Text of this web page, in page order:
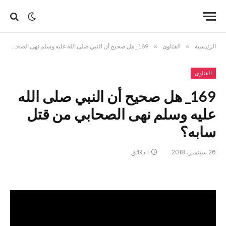
الرئيسية » الفتاوى » 169_ هل صحيح أن النبي صلى الله عليه وسلم نهى الصحابي من قتل سابه؟
الفتاوى
169_ هل صحيح أن النبي صلى الله
عليه وسلم نهى الصحابي من قتل
سابه؟
26 سبتمبر، 2018 1 دقائق